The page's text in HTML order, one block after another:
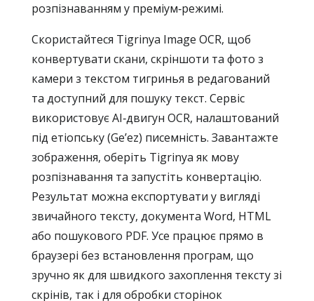
розпізнаванням у преміум‑режимі.
Скористайтеся Tigrinya Image OCR, щоб
конвертувати скани, скріншоти та фото з
камери з текстом тигринья в редагований
та доступний для пошуку текст. Сервіс
використовує AI‑двигун OCR, налаштований
під етіопську (Geʼez) писемність. Завантажте
зображення, оберіть Tigrinya як мову
розпізнавання та запустіть конвертацію.
Результат можна експортувати у вигляді
звичайного тексту, документа Word, HTML
або пошукового PDF. Усе працює прямо в
браузері без встановлення програм, що
зручно як для швидкого захоплення тексту зі
скрінів, так і для обробки сторінок